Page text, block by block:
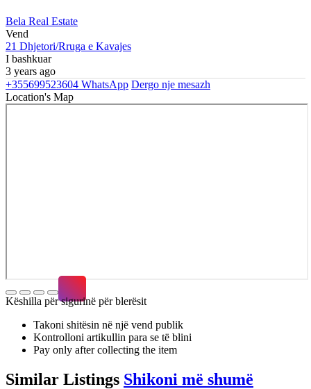
Bela Real Estate
Vend
21 Dhjetori/Rruga e Kavajes
I bashkuar
3 years ago
+355699523604 WhatsApp Dergo nje mesazh
Location's Map
Këshilla për sigurinë për blerësit
Takoni shitësin në një vend publik
Kontrolloni artikullin para se të blini
Pay only after collecting the item
Similar Listings Shikoni më shumë